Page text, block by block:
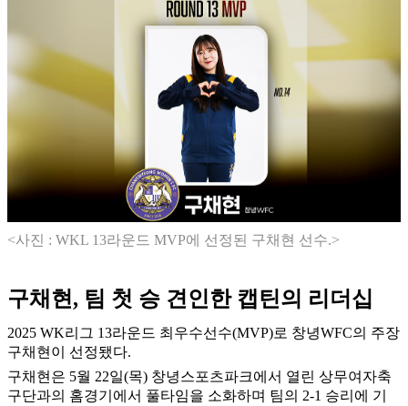
<사진 : WKL 13라운드 MVP에 선정된 구채현 선수.>
구채현, 팀 첫 승 견인한 캡틴의 리더십
2025 WK리그 13라운드 최우수선수(MVP)로 창녕WFC의 주장
구채현이 선정됐다.
구채현은 5월 22일(목) 창녕스포츠파크에서 열린 상무여자축
구단과의 홈경기에서 풀타임을 소화하며 팀의 2-1 승리에 기